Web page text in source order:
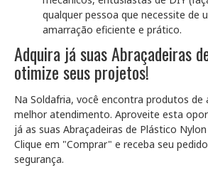
qualquer pessoa que necessite de
amarração eficiente e prático.
Adquira já suas Abraçadeiras
otimize seus projetos!
Na Soldafria, você encontra produtos de
melhor atendimento. Aproveite esta
já as suas Abraçadeiras de Plástico
Clique em "Comprar" e receba seu
segurança.